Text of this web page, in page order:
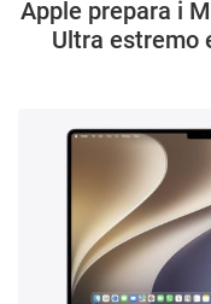
Apple prepara i
Ultra estremo